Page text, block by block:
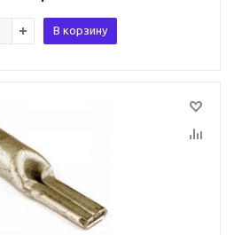
В корзину